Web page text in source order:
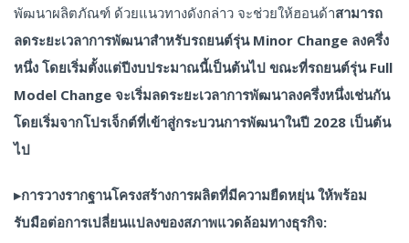
พัฒนาผลิตภัณฑ์ ด้วยแนวทางดังกล่าว จะช่วยให้ฮอนด้าสามารถ
ลดระยะเวลาการพัฒนาสำหรับรถยนต์รุ่น Minor Change ลงครึ่ง
หนึ่ง โดยเริ่มตั้งแต่ปีงบประมาณนี้เป็นต้นไป ขณะที่รถยนต์รุ่น Full
Model Change จะเริ่มลดระยะเวลาการพัฒนาลงครึ่งหนึ่งเช่นกัน
โดยเริ่มจากโปรเจ็กต์ที่เข้าสู่กระบวนการพัฒนาในปี 2028 เป็นต้น
ไป
▸การวางรากฐานโครงสร้างการผลิตที่มีความยืดหยุ่น ให้พร้อม
รับมือต่อการเปลี่ยนแปลงของสภาพแวดล้อมทางธุรกิจ: